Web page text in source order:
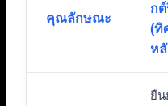
คุณลักษณะ
ก
(ทิ
ห
ยืน